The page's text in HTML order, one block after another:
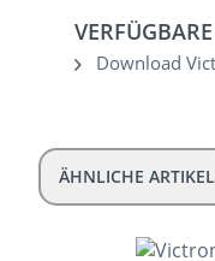
Download
ÄHNLICHE ARTIKEL